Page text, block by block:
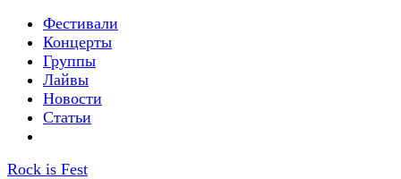
Фестивали
Концерты
Группы
Лайвы
Новости
Статьи
Rock is Fest